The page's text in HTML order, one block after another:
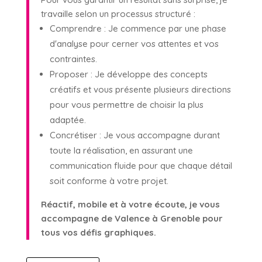
travaille selon un processus structuré :
Comprendre : Je commence par une phase
d'analyse pour cerner vos attentes et vos
contraintes.
Proposer : Je développe des concepts
créatifs et vous présente plusieurs directions
pour vous permettre de choisir la plus
adaptée.
Concrétiser : Je vous accompagne durant
toute la réalisation, en assurant une
communication fluide pour que chaque détail
soit conforme à votre projet.
Réactif, mobile et à votre écoute, je vous
accompagne de Valence à Grenoble pour
tous vos défis graphiques.